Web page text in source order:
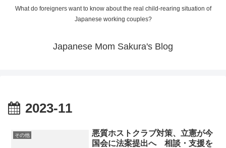
What do foreigners want to know about the real child-rearing situation of
Japanese working couples?
Japanese Mom Sakura's Blog
2023-11
その他
悪質ホストクラブ対策、立憲が今
国会に法案提出へ 相談・支援を